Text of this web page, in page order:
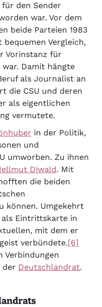
den Sender
war. Vor dem
beide Parteien 1983
bequemen Vergleich,
Vorinstanz für
Damit hängte
als Journalist an
die CSU und deren
als eigentlichen
vermutete.
in der Politik,
und
umworben. Zu ihnen
Diwald. Mit
die beiden
können. Umgekehrt
als Eintrittskarte in
mit dem er
verbündete.[6]
Verbindungen
der Deutschlandrat.